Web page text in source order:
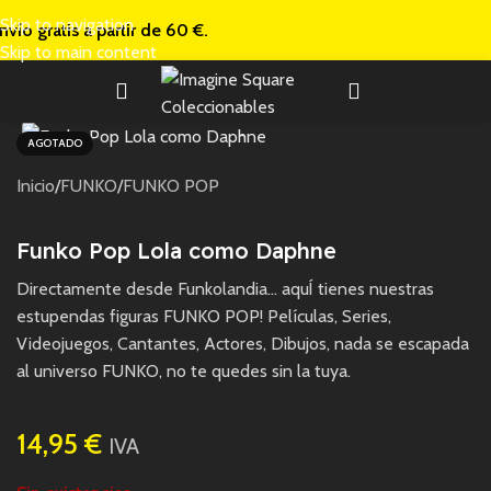
Skip to navigation
Skip to main content
gratis apartir de 60 €.
AGOTADO
Inicio/FUNKO/FUNKO POP
Funko Pop Lola como Daphne
Directamente desde Funkolandia… aquÍ tienes nuestras
estupendas figuras FUNKO POP! Películas, Series,
Videojuegos, Cantantes, Actores, Dibujos, nada se escapada
al universo FUNKO, no te quedes sin la tuya.
14,95 € IVA